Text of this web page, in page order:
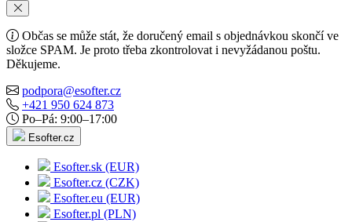
Občas se může stát, že doručený email s objednávkou skončí ve
složce SPAM. Je proto třeba zkontrolovat i nevyžádanou poštu.
Děkujeme.
podpora@esofter.cz
+421 950 624 873
Po–Pá: 9:00–17:00
Esofter.cz
Esofter.sk (EUR)
Esofter.cz (CZK)
Esofter.eu (EUR)
Esofter.pl (PLN)